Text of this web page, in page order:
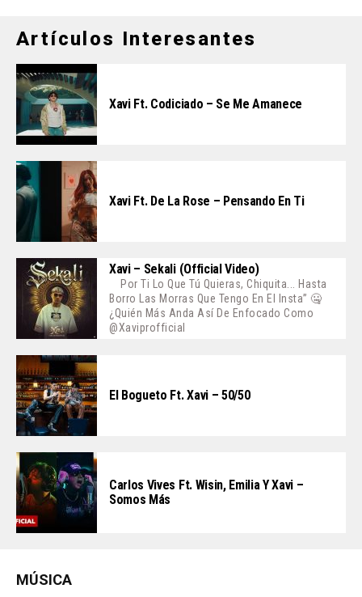
Artículos Interesantes
Xavi Ft. Codiciado – Se Me Amanece
Xavi Ft. De La Rose – Pensando En Ti
Xavi – Sekali (Official Video)
Por Ti Lo Que Tú Quieras, Chiquita... Hasta
Borro Las Morras Que Tengo En El Insta” 🤐
¿Quién Más Anda Así De Enfocado Como
@xaviprofficial
El Bogueto Ft. Xavi – 50/50
Carlos Vives Ft. Wisin, Emilia Y Xavi –
Somos Más
MÚSICA